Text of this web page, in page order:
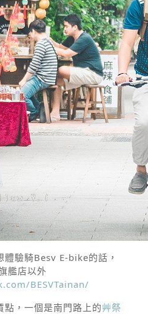
驗騎Besv E-bike的話，
艦店以外
BESVTainan/
點，一個是南門路上的艸祭